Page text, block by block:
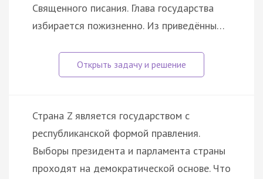
Священного писания. Глава государства
избирается пожизненно. Из приведённы…
Страна Z является государством с
республиканской формой правления.
Выборы президента и парламента страны
проходят на демократической основе. Что